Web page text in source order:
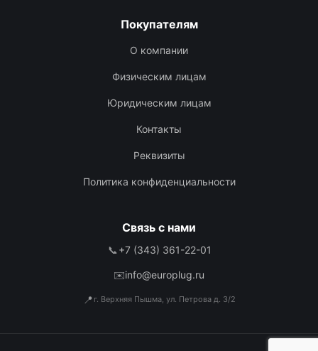
Покупателям
О компании
Физическим лицам
Юридическим лицам
Контакты
Реквизиты
Политика конфиденциальности
Связь с нами
📞 +7 (343) 361-22-01
✉️info@europlug.ru
📍 г. Верхняя Пышма, ул. Петрова д. 3/2